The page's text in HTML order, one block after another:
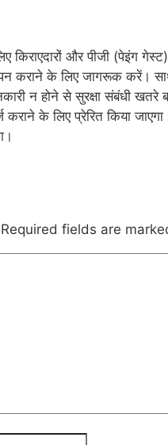
किराएदारों और पीजी (पेइंग
कराने के लिए जागरूक करें।
न होने से सुरक्षा संबंधी
कराने के लिए प्रेरित किया
Required fields are